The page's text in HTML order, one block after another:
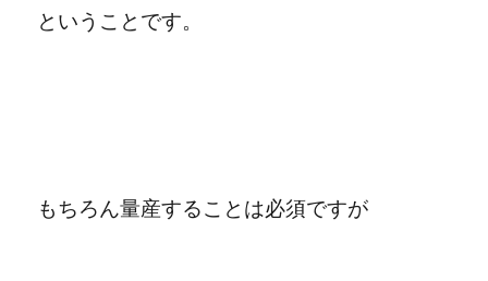
ということです。
もちろん量産することは必須ですが